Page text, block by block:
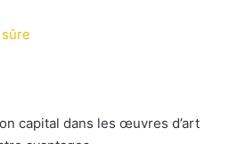
capital dans les œuvres d’art